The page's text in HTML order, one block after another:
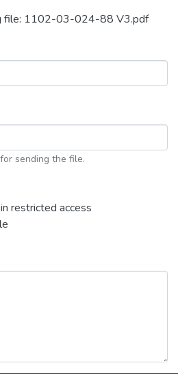
file: 1102-03-024-88 V3.pdf
sending the file.
restricted access